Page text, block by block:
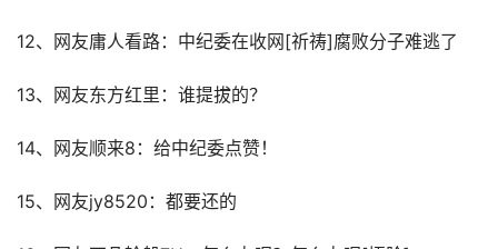
12、网友庸人看路：中纪委在收网[祈祷]腐败分子难逃了
13、网友东方红里：谁提拔的？
14、网友顺来8：给中纪委点赞！
15、网友jy8520：都要还的